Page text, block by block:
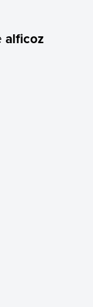
alficoz